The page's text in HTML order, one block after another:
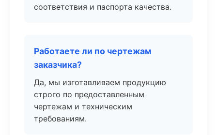
соответствия и паспорта качества.
Работаете ли по чертежам
заказчика?
Да, мы изготавливаем продукцию
строго по предоставленным
чертежам и техническим
требованиям.